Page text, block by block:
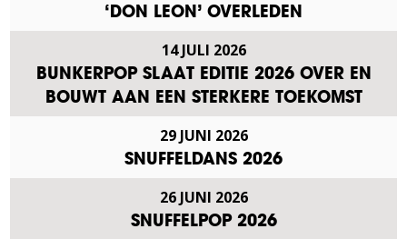
‘DON LEON’ OVERLEDEN
14 JULI 2026
BUNKERPOP SLAAT EDITIE 2026 OVER EN
BOUWT AAN EEN STERKERE TOEKOMST
29 JUNI 2026
SNUFFELDANS 2026
26 JUNI 2026
SNUFFELPOP 2026